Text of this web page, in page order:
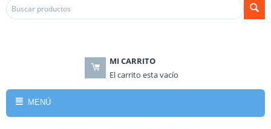
MI CARRITO
El carrito esta vacío
MENÚ